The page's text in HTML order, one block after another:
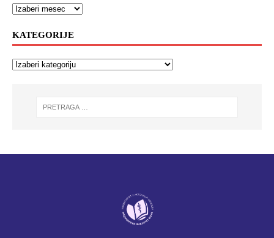
KATEGORIJE